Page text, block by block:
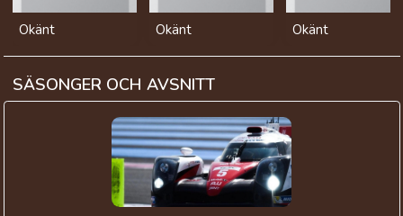
Okänt Okänt Okänt
SÄSONGER OCH AVSNITT